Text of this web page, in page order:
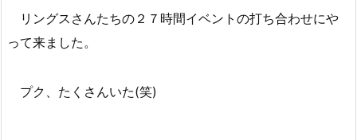
リングスさんたちの２７時間イベントの打ち合わせにや
って来ました。
プク、たくさんいた(笑)